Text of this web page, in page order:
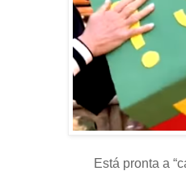
Está pronta a